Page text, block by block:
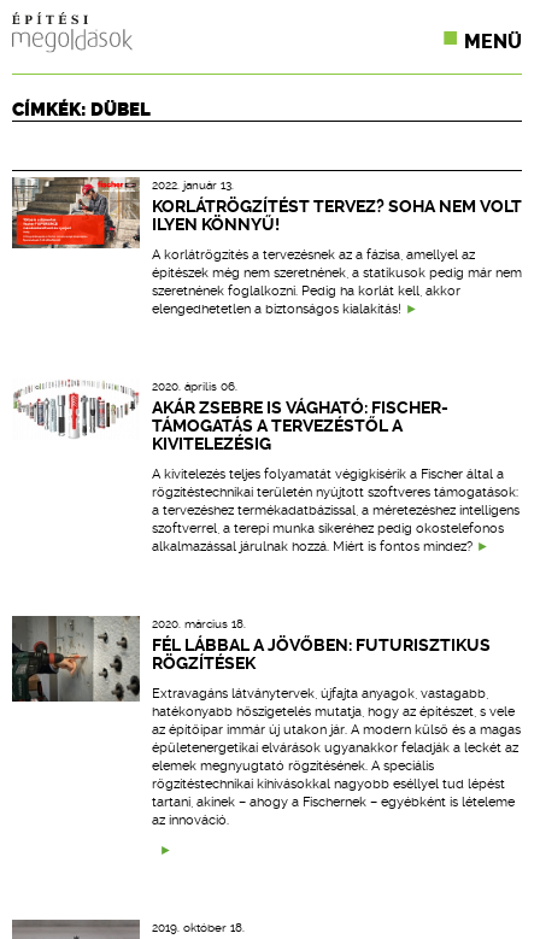
MENÜ
CPR TERMÉKKIÍRÁS
ÉPÍTÉSI JOG
ONLINE KÉPZÉSEK
CÍMKÉK: DÜBEL
2022. január 13.
KORLÁTRÖGZÍTÉST TERVEZ? SOHA NEM VOLT
ILYEN KÖNNYŰ!
A korlátrögzítés a tervezésnek az a fázisa, amellyel az
építészek még nem szeretnének, a statikusok pedig már nem
szeretnének foglalkozni. Pedig ha korlát kell, akkor
elengedhetetlen a biztonságos kialakítás!
2020. április 06.
AKÁR ZSEBRE IS VÁGHATÓ: FISCHER-
TÁMOGATÁS A TERVEZÉSTŐL A
KIVITELEZÉSIG
A kivitelezés teljes folyamatát végigkísérik a Fischer által a
rögzítéstechnikai területén nyújtott szoftveres támogatások:
a tervezéshez termékadatbázissal, a méretezéshez intelligens
szoftverrel, a terepi munka sikeréhez pedig okostelefonos
alkalmazással járulnak hozzá. Miért is fontos mindez?
2020. március 18.
FÉL LÁBBAL A JÖVŐBEN: FUTURISZTIKUS
RÖGZÍTÉSEK
Extravagáns látványtervek, újfajta anyagok, vastagabb,
hatékonyabb hőszigetelés mutatja, hogy az építészet, s vele
az építőipar immár új utakon jár. A modern külső és a magas
épületenergetikai elvárások ugyanakkor feladják a leckét az
elemek megnyugtató rögzítésének. A speciális
rögzítéstechnikai kihívásokkal nagyobb eséllyel tud lépést
tartani, akinek – ahogy a Fischernek – egyébként is lételeme
az innováció.
2019. október 18.